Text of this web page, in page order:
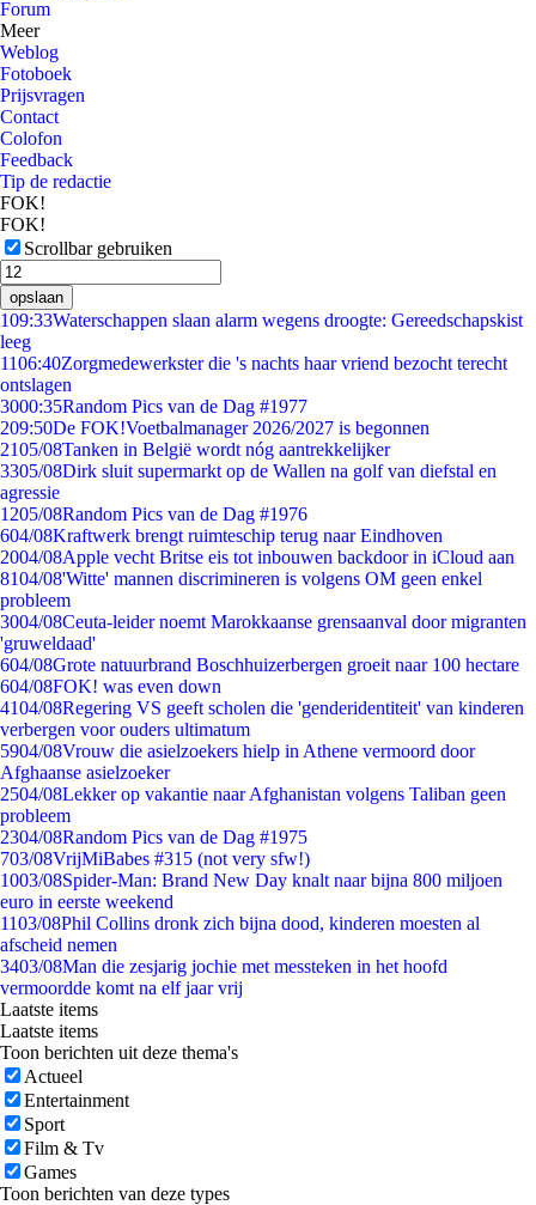
Forum
Meer
Weblog
Fotoboek
Prijsvragen
Contact
Colofon
Feedback
Tip de redactie
FOK!
FOK!
Scrollbar gebruiken
opslaan
109:33Waterschappen slaan alarm wegens droogte: Gereedschapskist
leeg
1106:40Zorgmedewerkster die 's nachts haar vriend bezocht terecht
ontslagen
3000:35Random Pics van de Dag #1977
209:50De FOK!Voetbalmanager 2026/2027 is begonnen
2105/08Tanken in België wordt nóg aantrekkelijker
3305/08Dirk sluit supermarkt op de Wallen na golf van diefstal en
agressie
1205/08Random Pics van de Dag #1976
604/08Kraftwerk brengt ruimteschip terug naar Eindhoven
2004/08Apple vecht Britse eis tot inbouwen backdoor in iCloud aan
8104/08'Witte' mannen discrimineren is volgens OM geen enkel
probleem
3004/08Ceuta-leider noemt Marokkaanse grensaanval door migranten
'gruweldaad'
604/08Grote natuurbrand Boschhuizerbergen groeit naar 100 hectare
604/08FOK! was even down
4104/08Regering VS geeft scholen die 'genderidentiteit' van kinderen
verbergen voor ouders ultimatum
5904/08Vrouw die asielzoekers hielp in Athene vermoord door
Afghaanse asielzoeker
2504/08Lekker op vakantie naar Afghanistan volgens Taliban geen
probleem
2304/08Random Pics van de Dag #1975
703/08VrijMiBabes #315 (not very sfw!)
1003/08Spider-Man: Brand New Day knalt naar bijna 800 miljoen
euro in eerste weekend
1103/08Phil Collins dronk zich bijna dood, kinderen moesten al
afscheid nemen
3403/08Man die zesjarig jochie met messteken in het hoofd
vermoordde komt na elf jaar vrij
Laatste items
Laatste items
Toon berichten uit deze thema's
Actueel
Entertainment
Sport
Film & Tv
Games
Toon berichten van deze types